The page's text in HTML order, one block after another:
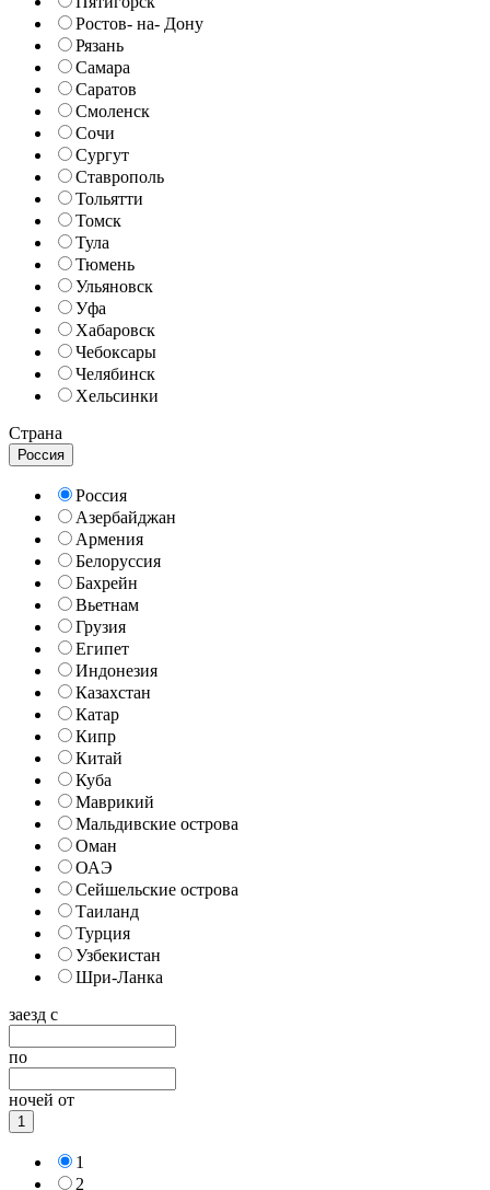
Ростов- на- Дону
Рязань
Самара
Саратов
Смоленск
Сочи
Сургут
Ставрополь
Тольятти
Томск
Тула
Тюмень
Ульяновск
Уфа
Хабаровск
Чебоксары
Челябинск
Хельсинки
Страна
Россия
Россия
Азербайджан
Армения
Белоруссия
Бахрейн
Вьетнам
Грузия
Египет
Индонезия
Казахстан
Катар
Кипр
Китай
Куба
Маврикий
Мальдивские острова
Оман
ОАЭ
Сейшельские острова
Таиланд
Турция
Узбекистан
Шри-Ланка
заезд с
по
ночей от
1
1
2